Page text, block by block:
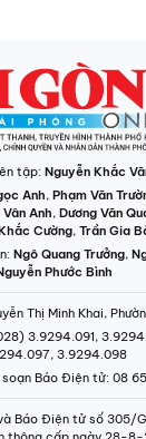
tập: Nguyễn Khắc
Anh, Phạm Văn
Anh, Dương Văn
Cường, Trần Gia
Ngô Quang Trưởng,
Phước Bình
Thị Minh Khai,
3.9294.091,
3.9294.098
Báo Điện tử: 08
Báo Điện tử số 305/